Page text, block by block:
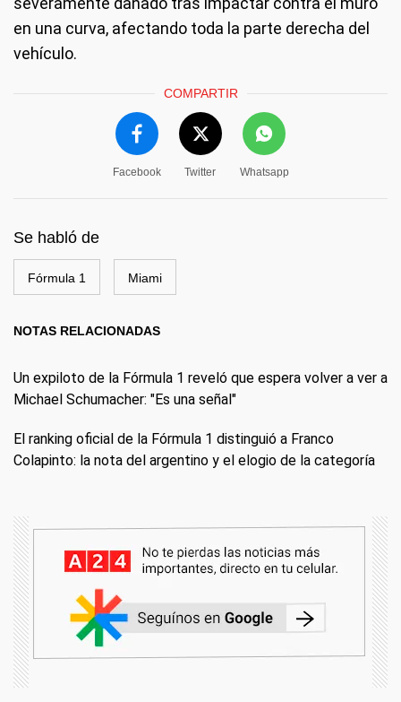
en una curva, afectando toda la parte derecha del
vehículo.
COMPARTIR
Facebook Twitter Whatsapp
Se habló de
Fórmula 1 Miami
NOTAS RELACIONADAS
⁠Un expiloto de la Fórmula 1 reveló que espera volver a ver a
Michael Schumacher: "Es una señal"
El ranking oficial de la Fórmula 1 distinguió a Franco
Colapinto: la nota del argentino y el elogio de la categoría